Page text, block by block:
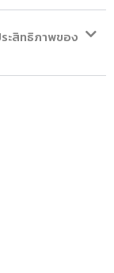
ะสิทธิภาพของ